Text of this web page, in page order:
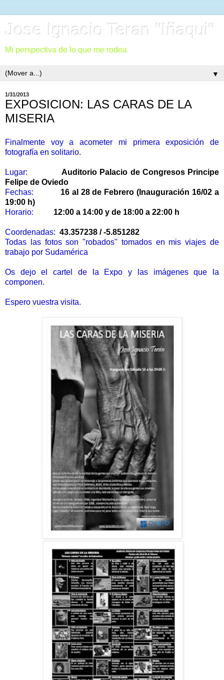
Jose Ignacio Teran "Iñaqui"
Mi perspectiva de lo que me rodea
▼
1/31/2013
EXPOSICION: LAS CARAS DE LA
MISERIA
Finalmente voy a acometer mi primera exposición de
fotografía en solitario.
Lugar:Auditorio Palacio de Congresos Principe
Felipe de Oviedo
Fechas: 16 al 28 de Febrero (Inauguración 16/02 a
19:00 h)
Horario: 12:00 a 14:00 y de 18:00 a 22:00 h
Coordenadas: 43.357238 / -5.851282
Todas las fotos son "robados" tomados en mis viajes de
trabajo por Sudamérica
Os dejo el cartel de la Expo y las imágenes que la
componen.
Espero vuestra visita.